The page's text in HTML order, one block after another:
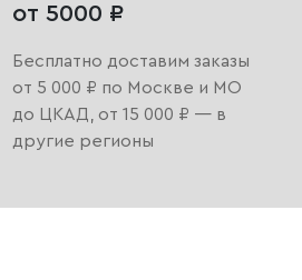
от 5000 ₽
Бесплатно доставим заказы
от 5 000 ₽ по Москве и МО
до ЦКАД, от 15 000 ₽ — в
другие регионы